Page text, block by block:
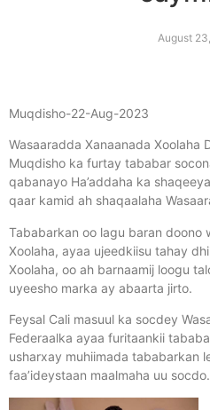
August
Muqdisho-22-Aug-2023
Wasaaradda Xanaanada Xoolaha
Muqdisho ka furtay tababar
qabanayo Ha’addaha ka
qaar kamid ah shaqaalaha
Tababarkan oo lagu baran doono
Xoolaha, ayaa ujeedkiisu tahay
Xoolaha, oo ah barnaamij loogu
uyeesho marka ay abaarta jirto.
Feysal Cali masuul ka socdey
Federaalka ayaa furitaankii
usharxay muhiimada tababarkan
faa’ideystaan maalmaha uu socdo.